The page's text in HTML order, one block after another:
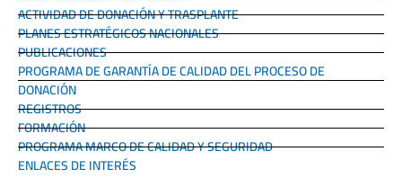
ACTIVIDAD DE DONACIÓN Y TRASPLANTE
PLANES ESTRATÉGICOS NACIONALES
PUBLICACIONES
PROGRAMA DE GARANTÍA DE CALIDAD DEL PROCESO DE
DONACIÓN
REGISTROS
FORMACIÓN
PROGRAMA MARCO DE CALIDAD Y SEGURIDAD
ENLACES DE INTERÉS